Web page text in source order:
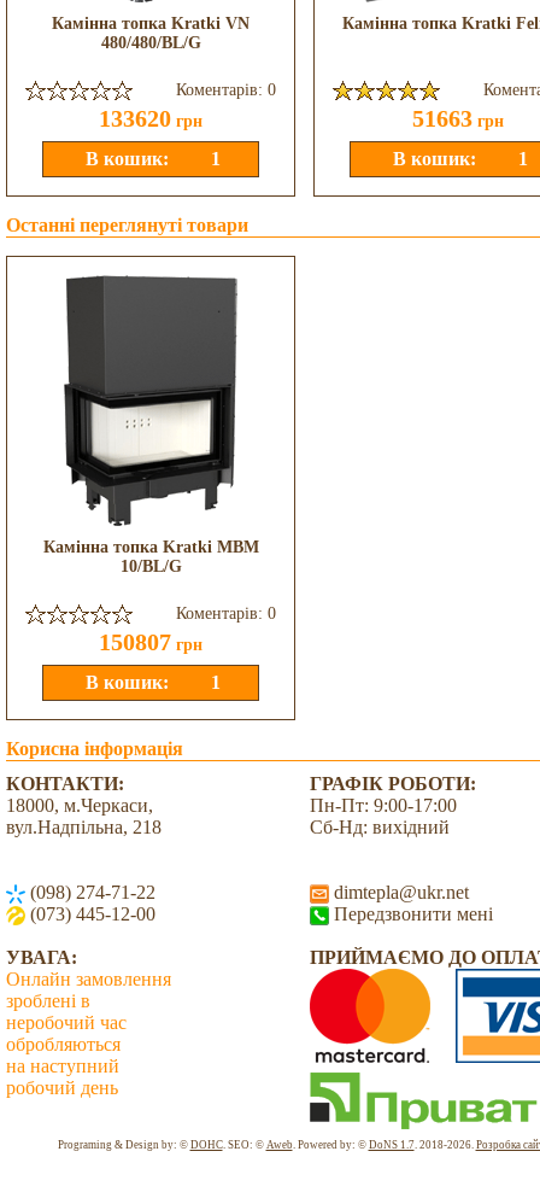
Камінна топка Kratki VN
480/480/BL/G
Коментарів: 0
133620 грн
Камінна топка Kratki
51663 грн
Останні переглянуті товари
Камінна топка Kratki MBM
10/BL/G
Коментарів: 0
150807 грн
Корисна інформація
КОНТАКТИ:
18000, м.Черкаси,
вул.Надпільна, 218
(098) 274-71-22
(073) 445-12-00
ГРАФІК РОБОТИ:
Пн-Пт: 9:00-17:00
Сб-Нд: вихідний
dimtepla@ukr.net
Передзвонити мені
УВАГА:
Онлайн замовлення
зроблені в
неробочий час
обробляються
на наступний
робочий день
ПРИЙМАЄМО ДО
Programing & Design by: © DOHC. SEO: © Aweb. Powered by: © DoNS 1.7. 2018-2026. Розробка